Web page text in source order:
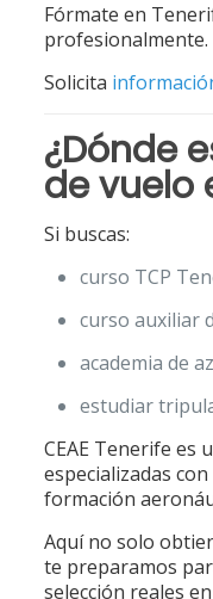
Fórmate en
profesionalmente.
Solicita
¿Dónde
de vuelo
Si buscas:
curso TCP
curso auxiliar
academia de
estudiar
CEAE Tenerife es
especializadas
formación
Aquí no solo
te preparamos
selección reales